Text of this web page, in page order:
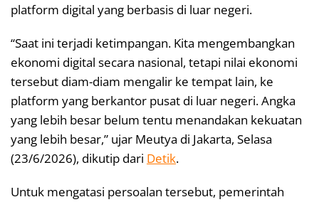
platform digital yang berbasis di luar negeri.
“Saat ini terjadi ketimpangan. Kita mengembangkan
ekonomi digital secara nasional, tetapi nilai ekonomi
tersebut diam-diam mengalir ke tempat lain, ke
platform yang berkantor pusat di luar negeri. Angka
yang lebih besar belum tentu menandakan kekuatan
yang lebih besar,” ujar Meutya di Jakarta, Selasa
(23/6/2026), dikutip dari Detik.
Untuk mengatasi persoalan tersebut, pemerintah